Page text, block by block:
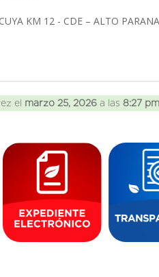
KM 12 - CDE – ALTO PARANA
el marzo 25, 2026 a las 8:27 pm